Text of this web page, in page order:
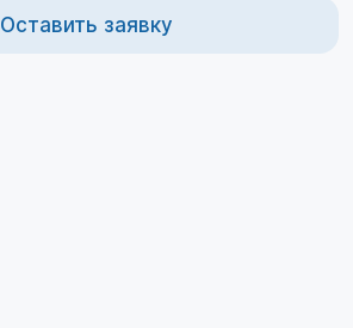
Оставить заявку